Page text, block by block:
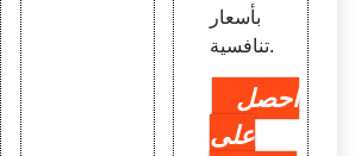
بأسعار
تنافسية.
احصل
على